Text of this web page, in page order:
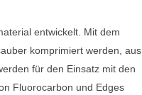
entwickelt. Mit dem
komprimiert werden, aus
für den Einsatz mit den
Fluorocarbon und Edges